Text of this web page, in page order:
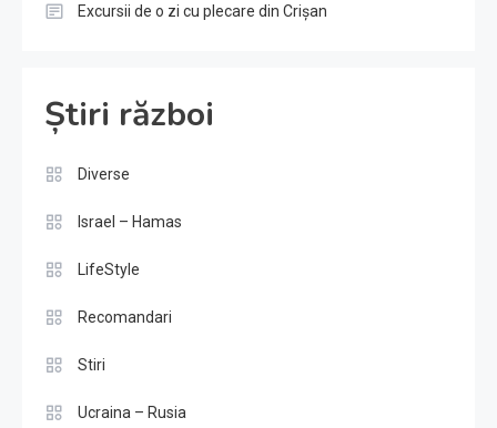
Excursii de o zi cu plecare din Crișan
Știri război
Diverse
Israel – Hamas
LifeStyle
Recomandari
Stiri
Ucraina – Rusia